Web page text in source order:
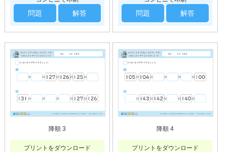
問題 解答 問題 解答
降順 3
プリントをダウンロード
降順 4
プリントをダウンロード